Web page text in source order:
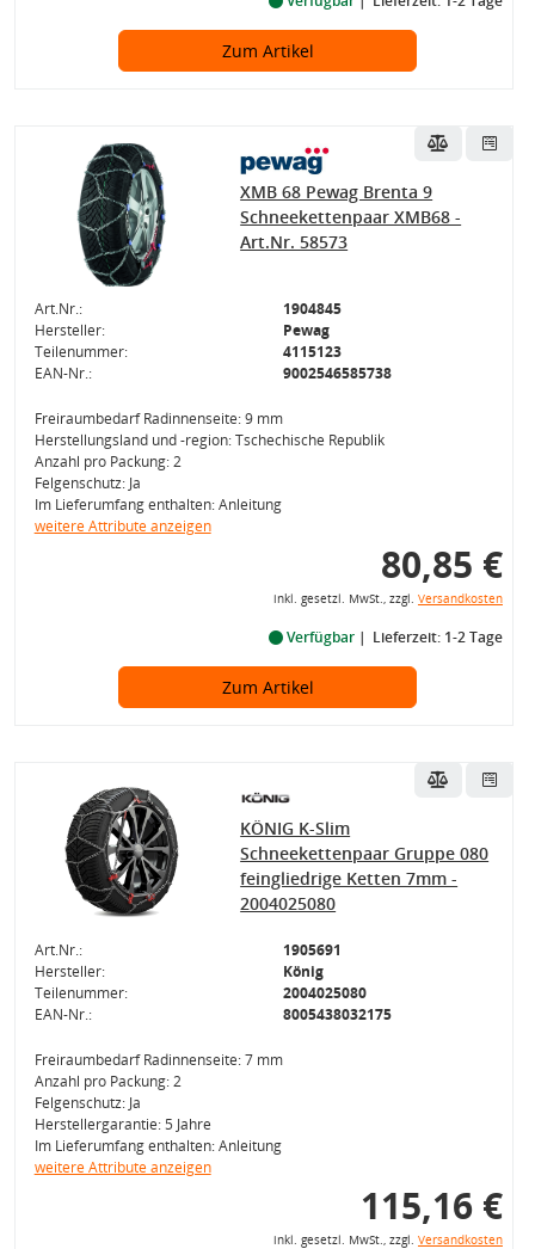
Zum Artikel
XMB 68 Pewag Brenta 9
Schneekettenpaar XMB68 -
Art.Nr. 58573
Art.Nr.:
1904845
Hersteller:
Pewag
Teilenummer:
4115123
EAN-Nr.:
9002546585738
Freiraumbedarf Radinnenseite: 9 mm
Herstellungsland und -region: Tschechische Republik
Anzahl pro Packung: 2
Felgenschutz: Ja
Im Lieferumfang enthalten: Anleitung
weitere Attribute anzeigen
80,85 €
inkl. gesetzl. MwSt., zzgl. Versandkosten
Verfügbar Lieferzeit: 1-2 Tage
Zum Artikel
KÖNIG K-Slim
Schneekettenpaar Gruppe 080
feingliedrige Ketten 7mm -
2004025080
Art.Nr.:
1905691
Hersteller:
König
Teilenummer:
2004025080
EAN-Nr.:
8005438032175
Freiraumbedarf Radinnenseite: 7 mm
Anzahl pro Packung: 2
Felgenschutz: Ja
Herstellergarantie: 5 Jahre
Im Lieferumfang enthalten: Anleitung
weitere Attribute anzeigen
115,16 €
inkl. gesetzl. MwSt., zzgl. Versandkosten